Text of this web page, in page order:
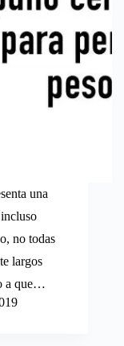
una
no todas
largos
a que…